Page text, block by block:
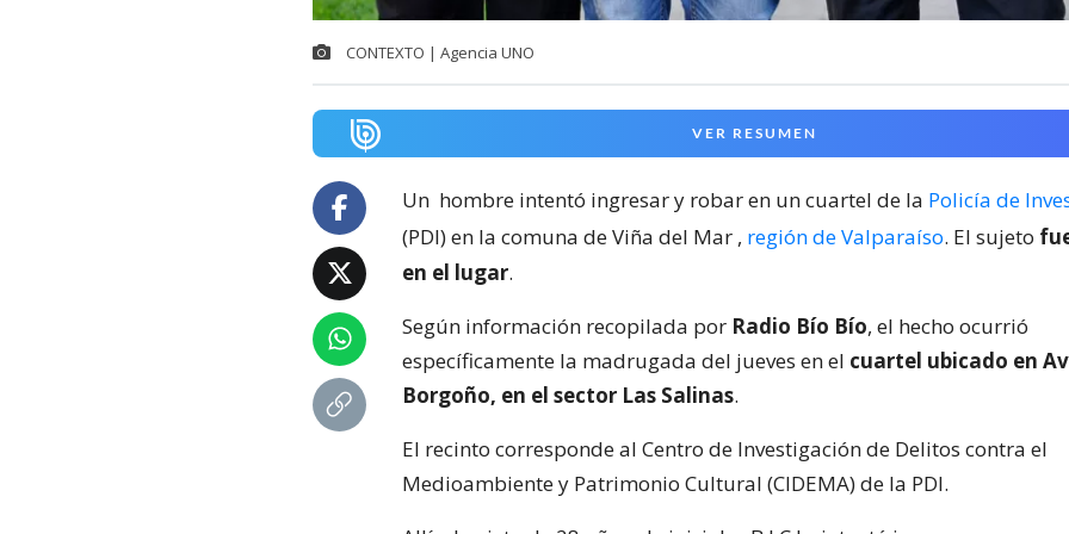
CONTEXTO | Agencia UNO
VER RESUMEN
Un hombre intentó ingresar y robar en un cuartel de la Policía de
(PDI) en la comuna de Viña del Mar , región de Valparaíso. El sujeto
en el lugar.
Según información recopilada por Radio Bío Bío, el hecho ocurrió
específicamente la madrugada del jueves en el cuartel ubicado en
Borgoño, en el sector Las Salinas.
El recinto corresponde al Centro de Investigación de Delitos contra el
Medioambiente y Patrimonio Cultural (CIDEMA) de la PDI.